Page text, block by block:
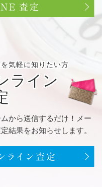
気軽に知りたい方
ライン
から送信するだけ！メー
結果をお知らせします。